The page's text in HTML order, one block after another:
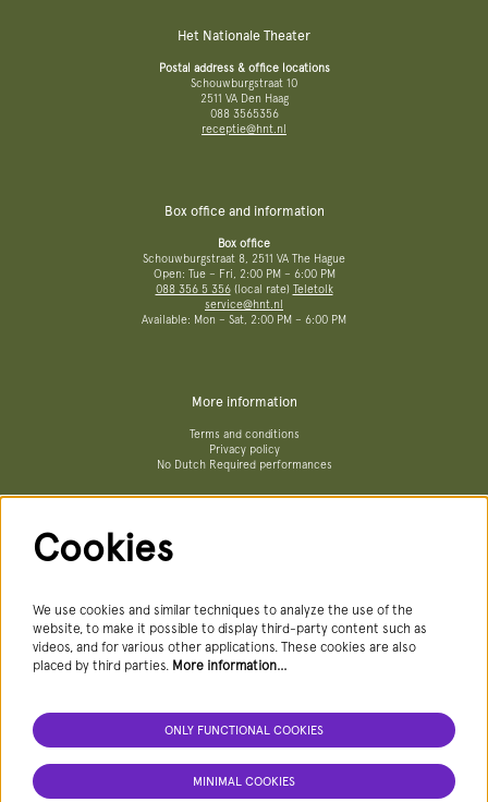
Het Nationale Theater
Postal address & office locations
Schouwburgstraat 10
2511 VA Den Haag
088 3565356
receptie@hnt.nl
Box office and information
Box office
Schouwburgstraat 8, 2511 VA The Hague
Open: Tue – Fri, 2:00 PM – 6:00 PM
088 356 5 356(local rate) Teletolk
service@hnt.nl
Available: Mon – Sat, 2:00 PM – 6:00 PM
More information
Terms and conditions
Privacy policy
No Dutch Required performances
Newsletter
SIGN UP NEWSLETTER
Cookies
We use cookies and similar techniques to analyze the use of the
website, to make it possible to display third-party content such as
videos, and for various other applications. These cookies are also
placed by third parties. More information…
ONLY FUNCTIONAL COOKIES
MINIMAL COOKIES